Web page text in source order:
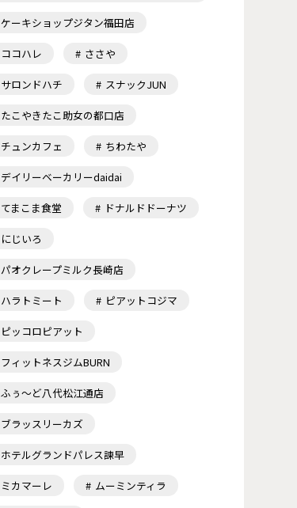
ケーキショップジタン福田店
ココハレ ささや
サロンドハチ スナックJUN
たこやきたこ助女の都口店
チュンカフェ ちわたや
デイリーベーカリーdaidai
てまこま食堂 ドナルドドーナツ
にじいろ
パオクレープミルク長崎店
ハラトミート ピアットコジマ
ピッコロピアット
フィットネスジムBURN
ふぅ～ど八代松江通店
ブラッスリーカズ
ホテルグランドパレス諫早
ミカマーレ ムーミンティラ